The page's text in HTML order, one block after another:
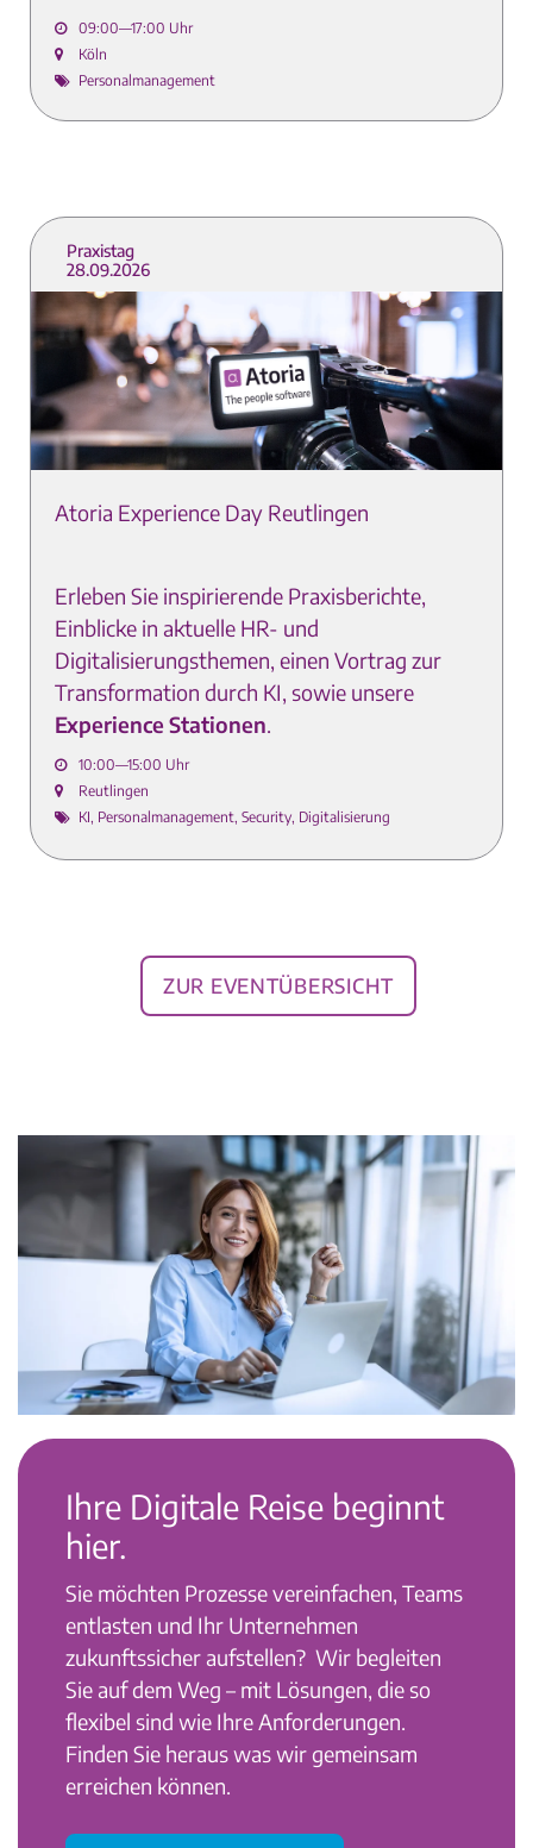
09:00—17:00 Uhr
Köln
Personalmanagement
Praxistag
28.09.2026
Atoria Experience Day Reutlingen
Erleben Sie inspirierende Praxisberichte,
Einblicke in aktuelle HR- und
Digitalisierungsthemen, einen Vortrag zur
Transformation durch KI, sowie unsere
Experience Stationen.
10:00—15:00 Uhr
Reutlingen
KI, Personalmanagement, Security, Digitalisierung
zur Eventübersicht
Ihre Digitale Reise beginnt
hier.
Sie möchten Prozesse vereinfachen, Teams
entlasten und Ihr Unternehmen
zukunftssicher aufstellen? Wir begleiten
Sie auf dem Weg – mit Lösungen, die so
flexibel sind wie Ihre Anforderungen.
Finden Sie heraus was wir gemeinsam
erreichen können.